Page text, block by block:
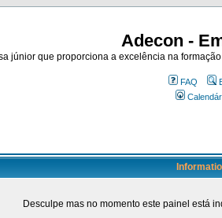
Adecon -
júnior que proporciona a excelência na
FAQ
Desculpe mas no momento este painel está